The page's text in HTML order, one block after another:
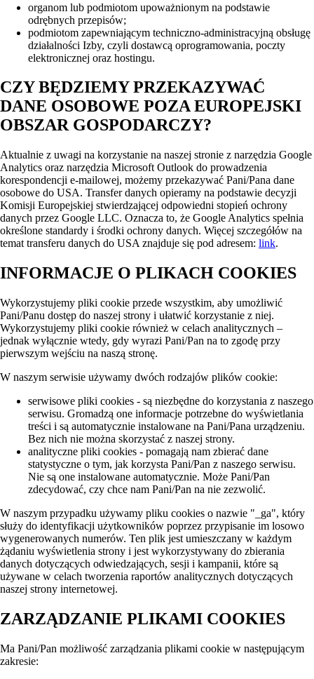
organom lub podmiotom upoważnionym na podstawie
odrębnych przepisów;
podmiotom zapewniającym techniczno-administracyjną obsługę
działalności Izby, czyli dostawcą oprogramowania, poczty
elektronicznej oraz hostingu.
CZY BĘDZIEMY PRZEKAZYWAĆ
DANE OSOBOWE POZA EUROPEJSKI
OBSZAR GOSPODARCZY?
Aktualnie z uwagi na korzystanie na naszej stronie z narzędzia Google
Analytics oraz narzędzia Microsoft Outlook do prowadzenia
korespondencji e-mailowej, możemy przekazywać Pani/Pana dane
osobowe do USA. Transfer danych opieramy na podstawie decyzji
Komisji Europejskiej stwierdzającej odpowiedni stopień ochrony
danych przez Google LLC. Oznacza to, że Google Analytics spełnia
określone standardy i środki ochrony danych. Więcej szczegółów na
temat transferu danych do USA znajduje się pod adresem: link.
INFORMACJE O PLIKACH COOKIES
Wykorzystujemy pliki cookie przede wszystkim, aby umożliwić
Pani/Panu dostęp do naszej strony i ułatwić korzystanie z niej.
Wykorzystujemy pliki cookie również w celach analitycznych –
jednak wyłącznie wtedy, gdy wyrazi Pani/Pan na to zgodę przy
pierwszym wejściu na naszą stronę.
W naszym serwisie używamy dwóch rodzajów plików cookie:
serwisowe pliki cookies - są niezbędne do korzystania z naszego
serwisu. Gromadzą one informacje potrzebne do wyświetlania
treści i są automatycznie instalowane na Pani/Pana urządzeniu.
Bez nich nie można skorzystać z naszej strony.
analityczne pliki cookies - pomagają nam zbierać dane
statystyczne o tym, jak korzysta Pani/Pan z naszego serwisu.
Nie są one instalowane automatycznie. Może Pani/Pan
zdecydować, czy chce nam Pani/Pan na nie zezwolić.
W naszym przypadku używamy pliku cookies o nazwie "_ga", który
służy do identyfikacji użytkowników poprzez przypisanie im losowo
wygenerowanych numerów. Ten plik jest umieszczany w każdym
żądaniu wyświetlenia strony i jest wykorzystywany do zbierania
danych dotyczących odwiedzających, sesji i kampanii, które są
używane w celach tworzenia raportów analitycznych dotyczących
naszej strony internetowej.
ZARZĄDZANIE PLIKAMI COOKIES
Ma Pani/Pan możliwość zarządzania plikami cookie w następującym
zakresie: